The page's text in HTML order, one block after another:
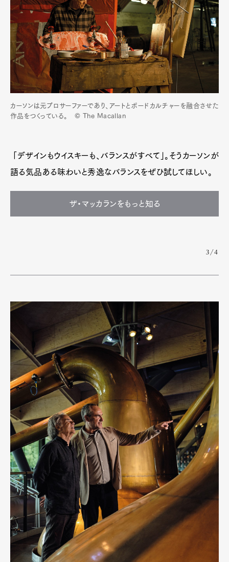
カーソンは元プロサーファーであり、アートとボードカルチャーを融合させた
作品をつくっている。 © The Macallan
「デザインもウイスキーも、バランスがすべて」。そうカーソンが
語る気品ある味わいと秀逸なバランスをぜひ試してほしい。
ザ・マッカランをもっと知る
3/4